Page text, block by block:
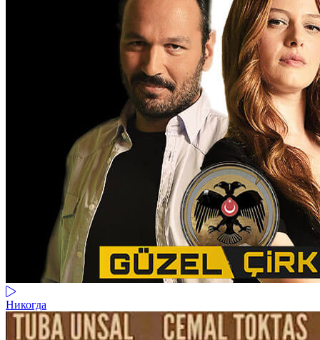
Никогда